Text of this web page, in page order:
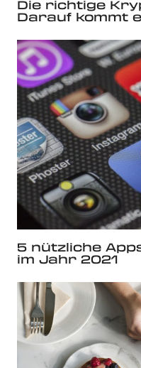
Die richtige
Darauf kommt
5 nützliche
im Jahr 2021